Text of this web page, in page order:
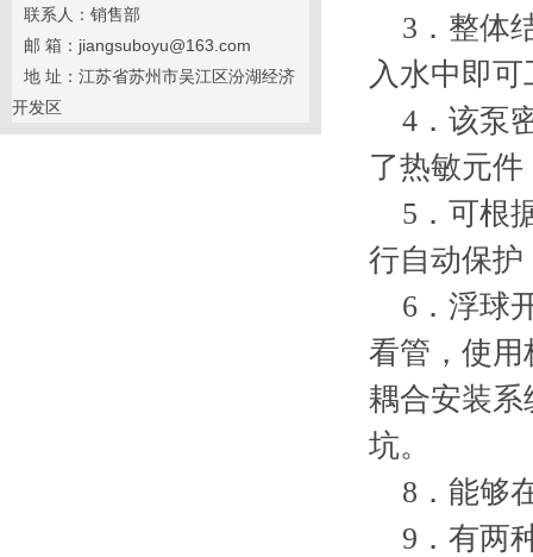
联系人：销售部
邮 箱：jiangsuboyu@163.com
地 址：江苏省苏州市吴江区汾湖经济
开发区
3．整体
入水中即
4．该泵
了热敏元
5．可根
行自动保
6．浮球
看管，使
耦合安装
坑。
8．能够
9．有两